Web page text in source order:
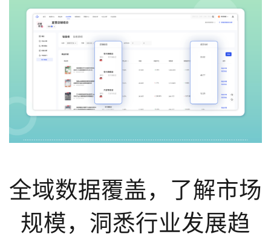
全域数据覆盖，了解市场
规模，洞悉行业发展趋